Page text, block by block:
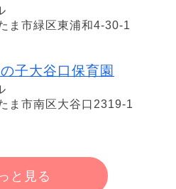
ま市緑区東浦和4-30-1
子大谷口保育園
ま市南区大谷口2319-1
と見る